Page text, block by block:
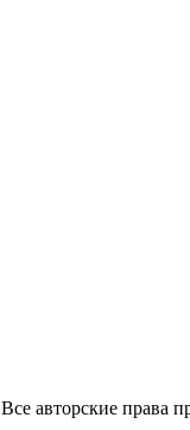
Все авторские права